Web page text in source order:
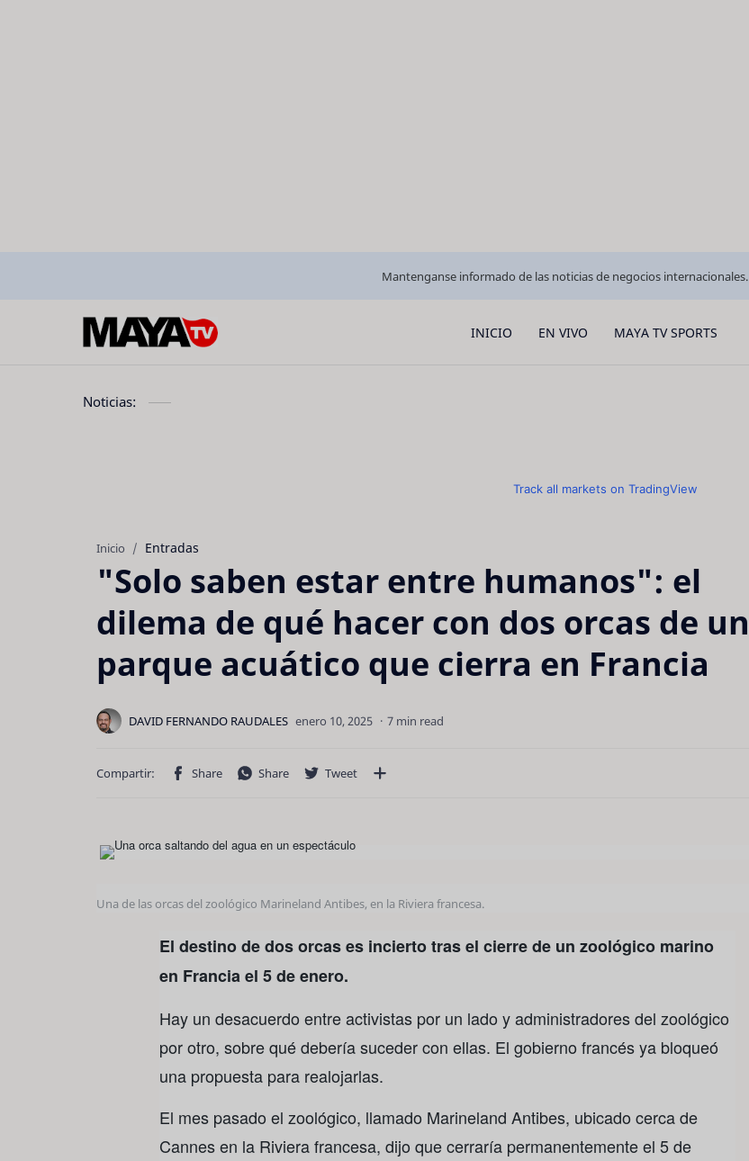
Mantenganse informado de las noticias de negocios internacionales.
INICIO EN VIVO MAYA TV SPORTS
Noticias:
Track all markets on TradingView
Inicio Entradas
"Solo saben estar entre humanos": el
dilema de qué hacer con dos orcas de un
parque acuático que cierra en Francia
7 min read
Una de las orcas del zoológico Marineland Antibes, en la Riviera francesa.
El destino de dos orcas es incierto tras el cierre de un zoológico marino
en Francia el 5 de enero.
Hay un desacuerdo entre activistas por un lado y administradores del zoológico
por otro, sobre qué debería suceder con ellas. El gobierno francés ya bloqueó
una propuesta para realojarlas.
El mes pasado el zoológico, llamado Marineland Antibes, ubicado cerca de
Cannes en la Riviera francesa, dijo que cerraría permanentemente el 5 de